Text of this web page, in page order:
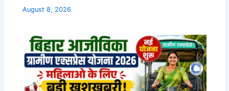
August 8, 2026